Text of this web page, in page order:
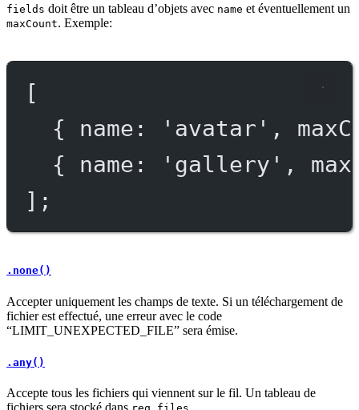
fields doit être un tableau d’objets avec name et éventuellement un
maxCount. Exemple:
[
{ name:
'avatar' ,
{ name:
'gallery' ,
];
.none()
Accepter uniquement les champs de texte. Si un téléchargement de
fichier est effectué, une erreur avec le code
“LIMIT_UNEXPECTED_FILE” sera émise.
.any()
Accepte tous les fichiers qui viennent sur le fil. Un tableau de